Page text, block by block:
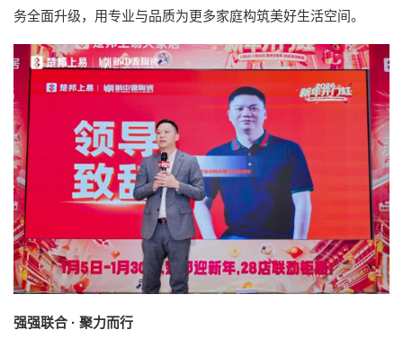
务全面升级，用专业与品质为更多家庭构筑美好生活空间。
强强联合 · 聚力而行